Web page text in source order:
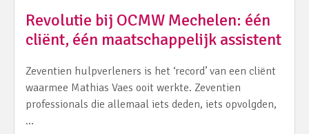
Revolutie bij OCMW Mechelen: één
cliënt, één maatschappelijk assistent
Zeventien hulpverleners is het ‘record’ van een cliënt
waarmee Mathias Vaes ooit werkte. Zeventien
professionals die allemaal iets deden, iets opvolgden,
…